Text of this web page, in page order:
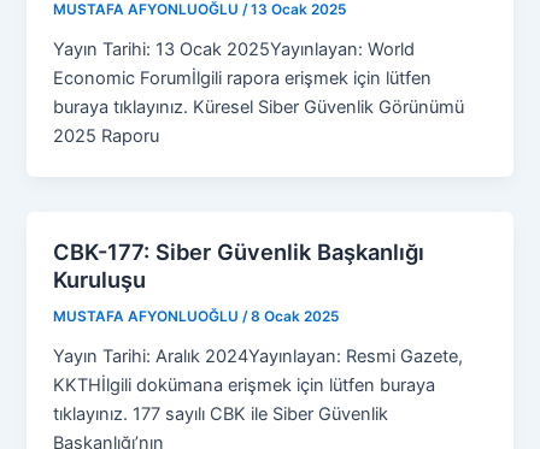
MUSTAFA AFYONLUOĞLU/13 Ocak 2025
Yayın Tarihi: 13 Ocak 2025Yayınlayan: World
Economic Forumİlgili rapora erişmek için lütfen
buraya tıklayınız. Küresel Siber Güvenlik Görünümü
2025 Raporu
CBK-177: Siber Güvenlik Başkanlığı
Kuruluşu
MUSTAFA AFYONLUOĞLU /8 Ocak 2025
Yayın Tarihi: Aralık 2024Yayınlayan: Resmi Gazete,
KKTHİlgili dokümana erişmek için lütfen buraya
tıklayınız. 177 sayılı CBK ile Siber Güvenlik
Başkanlığı’nın